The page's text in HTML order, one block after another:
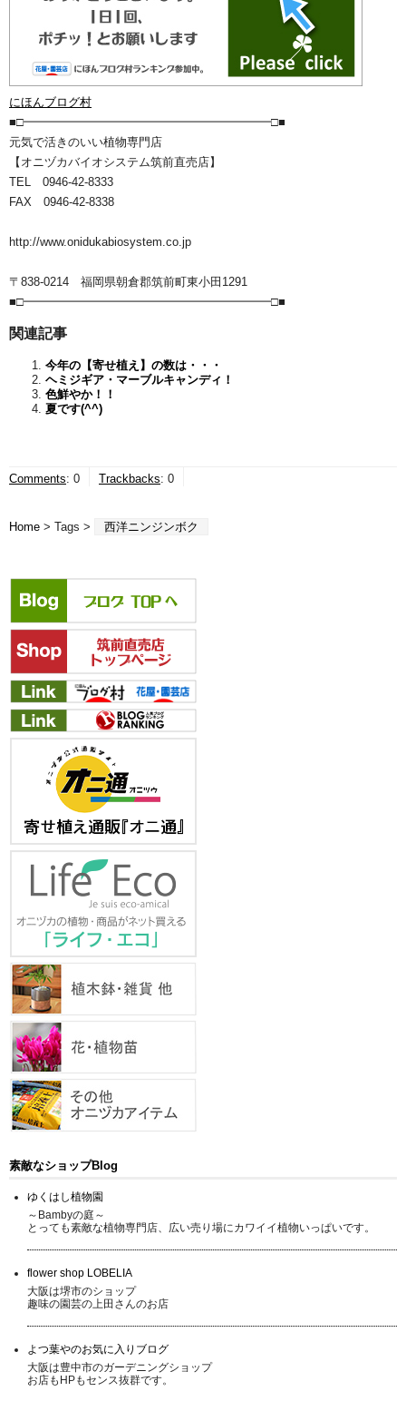
にほんブログ村
■□━━━━━━━━━━━━━━━━━━━━━□■
元気で活きのいい植物専門店
【オニヅカバイオシステム筑前直売店】
TEL 0946-42-8333
FAX 0946-42-8338
http://www.onidukabiosystem.co.jp
〒838-0214 福岡県朝倉郡筑前町東小田1291
■□━━━━━━━━━━━━━━━━━━━━━□■
関連記事
今年の【寄せ植え】の数は・・・
ヘミジギア・マーブルキャンディ！
色鮮やか！！
夏です(^^)
Comments: 0 Trackbacks: 0
Home > Tags > 西洋ニンジンボク
素敵なショップBlog
ゆくはし植物園
～Bambyの庭～
とっても素敵な植物専門店、広い売り場にカワイイ植物いっぱいです。
flower shop LOBELIA
大阪は堺市のショップ
趣味の園芸の上田さんのお店
よつ葉やのお気に入りブログ
大阪は豊中市のガーデニングショップ
お店もHPもセンス抜群です。